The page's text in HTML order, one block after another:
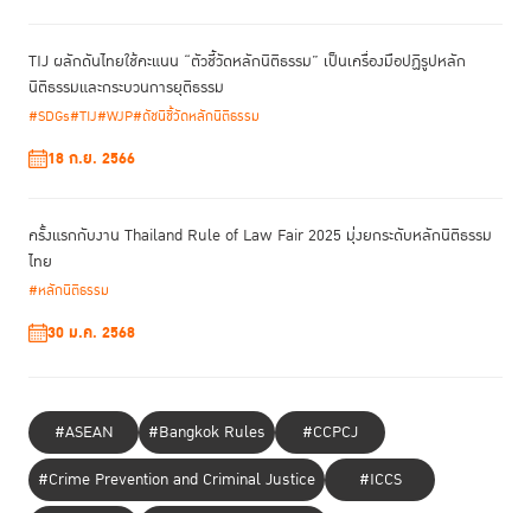
TIJ นำทีมโดย มุทิตา เลิศลักษณาพร รองผู้อำนวยการสถาบันเพื่อการ
ยุติธรรมแห่งประเทศไทย (TIJ) ประภัสสร วรรธนะภูติ ผู้ช่วยอำนวยการขึ้นตรง
กาญจน์ ตาทา เจ้าหน้าที่สนับสนุนงานด้านสื่อสารองค์กรได้นำเสนอภารกิจและ
ผลงาน TIJ และ ตั้งต้นดี พร้อมจัดบูธนิทรรศการภารกิจ TIJ และ ตั้งต้นดี โดย
TIJ ผลักดันไทยใช้คะแนน “ตัวชี้วัดหลักนิติธรรม” เป็นเครื่องมือปฏิรูปหลัก
นิติธรรมและกระบวนการยุติธรรม
#SDGs#TIJ#WJP#ดัชนีชี้วัดหลักนิติธรรม
18 ก.ย. 2566
ครั้งแรกกับงาน Thailand Rule of Law Fair 2025 มุ่งยกระดับหลักนิติธรรม
ไทย
#หลักนิติธรรม
30 ม.ค. 2568
#ASEAN #Bangkok Rules
#CCPCJ
#Crime Prevention and Criminal Justice
#ICCS